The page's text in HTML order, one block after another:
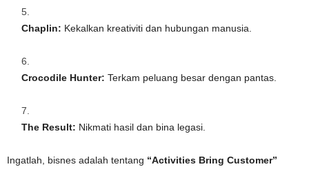
Chaplin: Kekalkan kreativiti dan hubungan manusia.
Crocodile Hunter: Terkam peluang besar dengan pantas.
The Result: Nikmati hasil dan bina legasi.
Ingatlah, bisnes adalah tentang “Activities Bring Customer”